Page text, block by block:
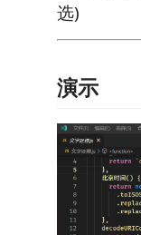
选)
演示